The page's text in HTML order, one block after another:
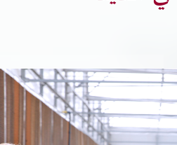
سياسة النظام
جوائز و
الميثاق